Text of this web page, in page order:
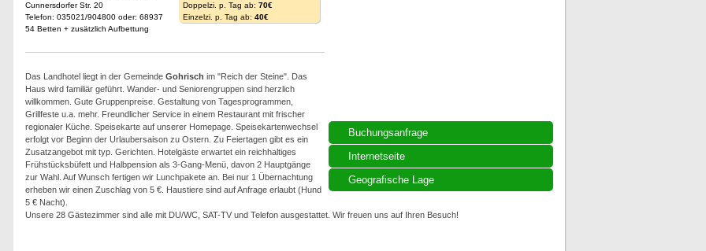
Buchungsanfrage
Internetseite
Geografische Lage
Cunnersdorfer Str. 20
Telefon: 035021/904800 oder: 68937
54 Betten + zusätzlich Aufbettung
Doppelzi. p. Tag ab: 70€
Einzelzi. p. Tag ab: 40€
Das Landhotel liegt in der Gemeinde Gohrisch im "Reich der Steine". Das
Haus wird familiär geführt. Wander- und Seniorengruppen sind herzlich
willkommen. Gute Gruppenpreise. Gestaltung von Tagesprogrammen,
Grillfeste u.a. mehr. Freundlicher Service in einem Restaurant mit frischer
regionaler Küche. Speisekarte auf unserer Homepage. Speisekartenwechsel
erfolgt vor Beginn der Urlaubersaison zu Ostern. Zu Feiertagen gibt es ein
Zusatzangebot mit typ. Gerichten. Hotelgäste erwartet ein reichhaltiges
Frühstücksbüfett und Halbpension als 3-Gang-Menü, davon 2 Hauptgänge
zur Wahl. Auf Wunsch fertigen wir Lunchpakete an. Bei nur 1 Übernachtung
erheben wir einen Zuschlag von 5 €. Haustiere sind auf Anfrage erlaubt (Hund
5 € Nacht).
Unsere 28 Gästezimmer sind alle mit DU/WC, SAT-TV und Telefon ausgestattet. Wir freuen uns auf Ihren Besuch!